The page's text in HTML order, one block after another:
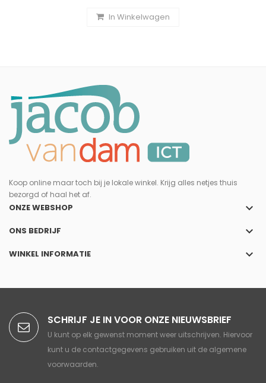
In Winkelwagen
Koop online maar toch bij je lokale winkel. Krijg alles netjes thuis
bezorgd of haal het af.
ONZE WEBSHOP keyboard_arrow_down
ONS BEDRIJF keyboard_arrow_down
WINKEL INFORMATIE keyboard_arrow_down
SCHRIJF JE IN VOOR ONZE NIEUWSBRIEF
U kunt op elk gewenst moment weer uitschrijven. Hiervoor
kunt u de contactgegevens gebruiken uit de algemene
voorwaarden.